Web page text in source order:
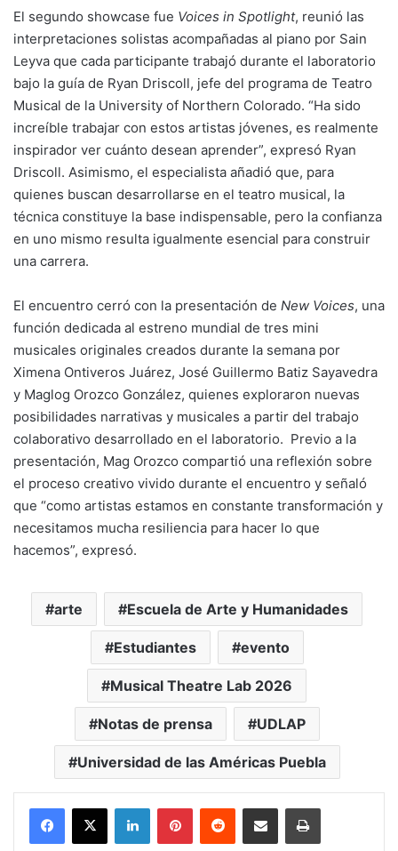
El segundo showcase fue Voices in Spotlight, reunió las
interpretaciones solistas acompañadas al piano por Sain
Leyva que cada participante trabajó durante el laboratorio
bajo la guía de Ryan Driscoll, jefe del programa de Teatro
Musical de la University of Northern Colorado. “Ha sido
increíble trabajar con estos artistas jóvenes, es realmente
inspirador ver cuánto desean aprender”, expresó Ryan
Driscoll. Asimismo, el especialista añadió que, para
quienes buscan desarrollarse en el teatro musical, la
técnica constituye la base indispensable, pero la confianza
en uno mismo resulta igualmente esencial para construir
una carrera.
El encuentro cerró con la presentación de New Voices, una
función dedicada al estreno mundial de tres mini
musicales originales creados durante la semana por
Ximena Ontiveros Juárez, José Guillermo Batiz Sayavedra
y Maglog Orozco González, quienes exploraron nuevas
posibilidades narrativas y musicales a partir del trabajo
colaborativo desarrollado en el laboratorio. Previo a la
presentación, Mag Orozco compartió una reflexión sobre
el proceso creativo vivido durante el encuentro y señaló
que “como artistas estamos en constante transformación y
necesitamos mucha resiliencia para hacer lo que
hacemos”, expresó.
arte Escuela de Arte y Humanidades
Estudiantes evento
Musical Theatre Lab 2026
Notas de prensa UDLAP
Universidad de las Américas Puebla
LinkedInPinterestReddit Share via Email Print